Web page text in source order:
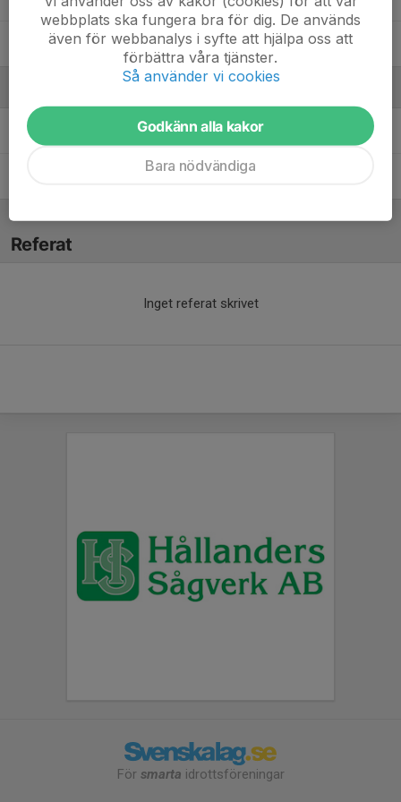
96. Vilmer Carlsson
Adrian GrönkvistMaterialförvaltare
Tränare
Referat
Inget referat skrivet
För smarta idrottsföreningar
webbplats ska fungera bra för dig. De används
även för webbanalys i syfte att hjälpa oss att
förbättra våra tjänster.
Så använder vi cookies
Godkänn alla kakor
Bara nödvändiga